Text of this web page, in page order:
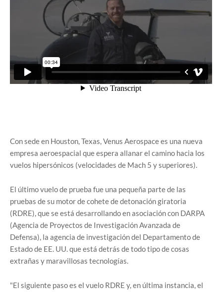
Con sede en Houston, Texas, Venus Aerospace es una nueva
empresa aeroespacial que espera allanar el camino hacia los
vuelos hipersónicos (velocidades de Mach 5 y superiores).
El último vuelo de prueba fue una pequeña parte de las
pruebas de su motor de cohete de detonación giratoria
(RDRE), que se está desarrollando en asociación con DARPA
(Agencia de Proyectos de Investigación Avanzada de
Defensa), la agencia de investigación del Departamento de
Estado de EE. UU. que está detrás de todo tipo de cosas
extrañas y maravillosas tecnologías.
"El siguiente paso es el vuelo RDRE y, en última instancia, el